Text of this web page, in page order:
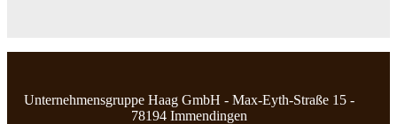
Unternehmensgruppe Haag GmbH - Max-Eyth-Straße 15 -
78194 Immendingen